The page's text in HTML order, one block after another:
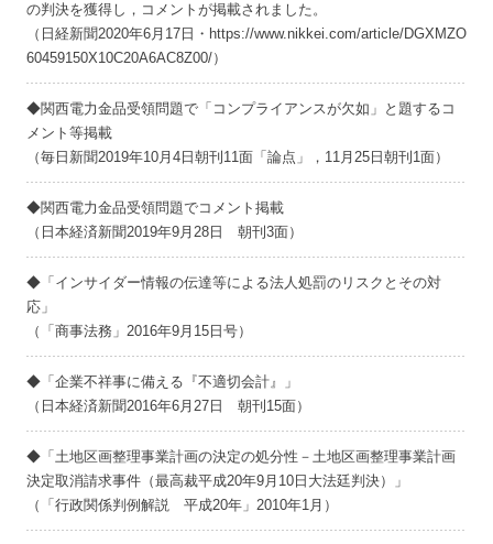
の判決を獲得し，コメントが掲載されました。
（日経新聞2020年6月17日・https://www.nikkei.com/article/DGXMZO
60459150X10C20A6AC8Z00/）
◆関西電力金品受領問題で「コンプライアンスが欠如」と題するコ
メント等掲載
（毎日新聞2019年10月4日朝刊11面「論点」，11月25日朝刊1面）
◆関西電力金品受領問題でコメント掲載
（日本経済新聞2019年9月28日 朝刊3面）
◆「インサイダー情報の伝達等による法人処罰のリスクとその対
応」
（「商事法務」2016年9月15日号）
◆「企業不祥事に備える『不適切会計』」
（日本経済新聞2016年6月27日 朝刊15面）
◆「土地区画整理事業計画の決定の処分性－土地区画整理事業計画
決定取消請求事件（最高裁平成20年9月10日大法廷判決）」
（「行政関係判例解説 平成20年」2010年1月）